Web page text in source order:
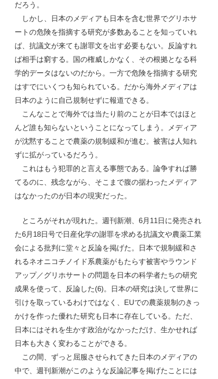
だろう。
しかし、日本のメディアも日本を含む世界でグリホサ
ートの危険を指摘する研究が多数あることを知っていれ
ば、抗議文が来ても謝罪文を出す必要もない。反論すれ
ば相手は窮する。国の権威しかなく、その根拠となる科
学的データはないのだから。一方で危険を指摘する研究
はすでにいくつも知られている。だから海外メディアは
日本のように自己規制せずに報道できる。
こんなことで海外では当たり前のことが日本ではほと
んど誰も知らないということになってしまう。メディア
が沈黙することで農薬の規制緩和が進む。被害は人知れ
ずに拡がっているだろう。
これはもう犯罪的と言える事態である。論争すれば勝
てるのに、残念ながら、そこまで腹の据わったメディア
はなかったのが日本の現実だった。
ところがそれが現れた。週刊新潮、6月11日に発売され
た6月18日号で日産化学の謝罪を求める抗議文や農薬工業
会による批判に堂々と反論を掲げた。日本で規制緩和さ
れるネオニコチノイド系農薬がもたらす被害やラウンド
アップ／グリホサートの問題を日本の科学者たちの研究
成果を使って、反論した(6)。日本の研究は決して世界に
引けを取っているわけではなく、EUでの農薬規制のきっ
かけを作った優れた研究も日本に存在している。ただ、
日本にはそれを生かす政治がなかっただけ、生かせれば
日本も大きく変わることができる。
この間、ずっと屈服させられてきた日本のメディアの
中で、週刊新潮がこのような反論記事を掲げたことには